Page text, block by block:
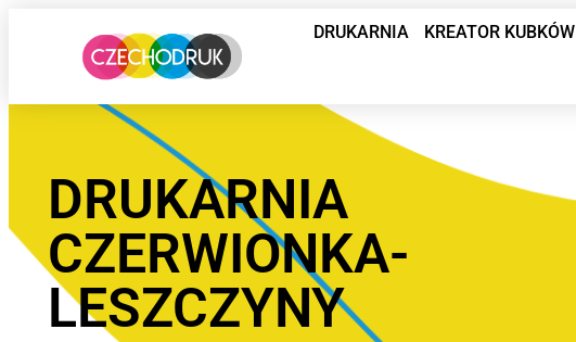
DRUKARNIA KREATOR KUBKÓW
DRUKARNIA
CZERWIONKA-
LESZCZYNY